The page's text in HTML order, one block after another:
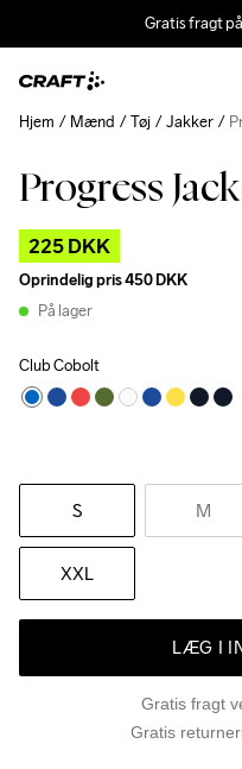
Gratis fragt
Progress
225 DKK
Oprindelig pris450 DKK
På lager
Club Cobolt
S M
XXL
LÆG I
Gratis fragt
Gratis
Hjem Mænd Tøj Jakker
Outlet